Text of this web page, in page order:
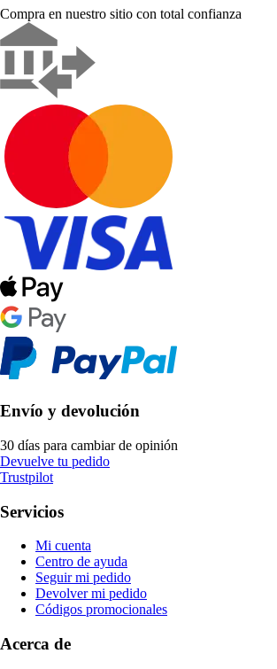
Compra en nuestro sitio con total confianza
Envío y devolución
30 días para cambiar de opinión
Devuelve tu pedido
Trustpilot
Servicios
Mi cuenta
Centro de ayuda
Seguir mi pedido
Devolver mi pedido
Códigos promocionales
Acerca de